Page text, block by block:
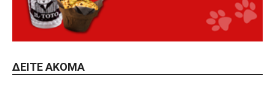
ΔΕΊΤΕ ΑΚΌΜΑ